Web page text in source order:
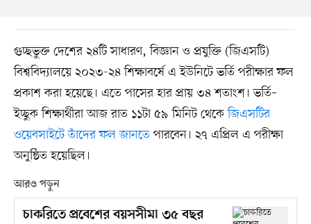
গুচ্ছভুক্ত দেশের ২৪টি সাধারণ, বিজ্ঞান ও প্রযুক্তি (জিএসটি)
বিশ্ববিদ্যালয়ে ২০২৩-২৪ শিক্ষাবর্ষে এ ইউনিটে ভর্তি পরীক্ষার ফল
প্রকাশ করা হয়েছে। এতে পাসের হার প্রায় ৩৪ শতাংশ। ভর্তি–
ইচ্ছুক শিক্ষার্থীরা আজ রাত ১১টা ৫৯ মিনিট থেকেজিএসটির
ওয়েবসাইটে তাঁদের ফল জানতেপারবেন। ২৭ এপ্রিল এ পরীক্ষা
অনুষ্ঠিত হয়েছিল।
আরও পড়ুন
চাকরিতে প্রবেশের বয়সসীমা ৩৫ বছর